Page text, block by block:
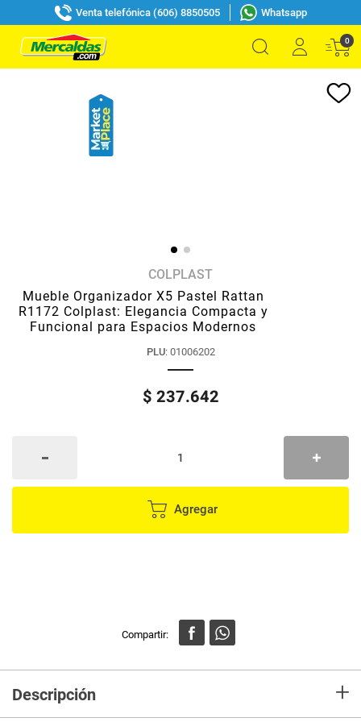
Venta telefónica (606) 8850505 Whatsapp
0
COLPLAST
Mueble Organizador X5 Pastel Rattan
R1172 Colplast: Elegancia Compacta y
Funcional para Espacios Modernos
PLU: 01006202
$ 237.642
Agregar
Descripción +